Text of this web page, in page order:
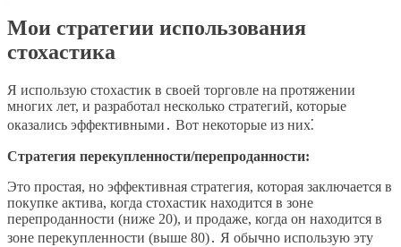
Мои стратегии использования
стохастика
Я использую стохастик в своей торговле на протяжении
многих лет, и разработал несколько стратегий, которые
оказались эффективными․ Вот некоторые из них⁚
Стратегия перекупленности/перепроданности:
Это простая, но эффективная стратегия, которая заключается в
покупке актива, когда стохастик находится в зоне
перепроданности (ниже 20), и продаже, когда он находится в
зоне перекупленности (выше 80)․ Я обычно использую эту